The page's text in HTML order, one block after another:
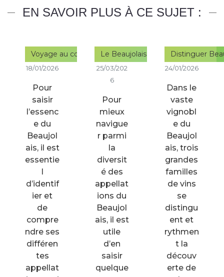
EN SAVOIR PLUS À CE SUJET :
Voyage au cœur du Beaujolais : comprendre les
18/01/2026
Pour
saisir
l’essenc
e du
Beaujol
ais, il est
essentie
l
d’identif
ier et
de
compre
ndre ses
différen
tes
appellat
Le Beaujolais dévoilé : clés pour
25/03/202
6
Pour
mieux
navigue
r parmi
la
diversit
é des
appellat
ions du
Beaujol
ais, il est
utile
d’en
saisir
quelque
Distinguer
24/01/2026
Dans le
vaste
vignobl
e du
Beaujol
ais, trois
grandes
familles
de vins
se
distingu
ent et
rythmen
t la
découv
erte de